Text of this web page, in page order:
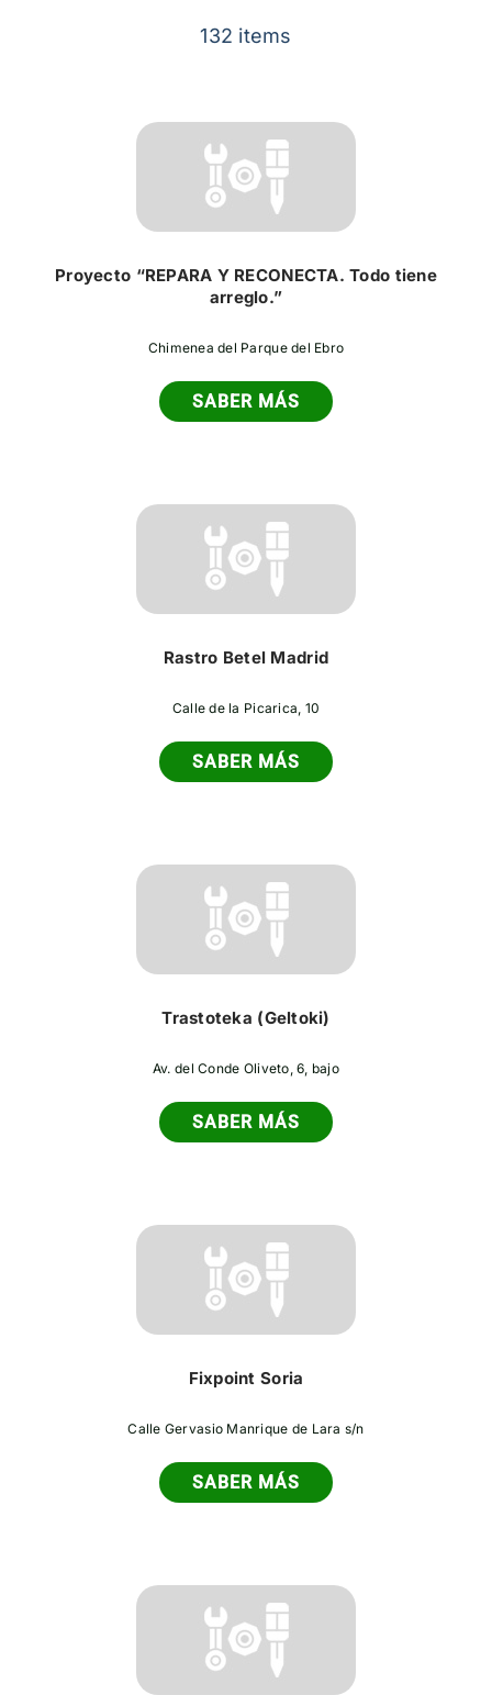
132 items
Proyecto “REPARA Y RECONECTA. Todo tiene
arreglo.”
Chimenea del Parque del Ebro
SABER MÁS
Rastro Betel Madrid
Calle de la Picarica, 10
SABER MÁS
Trastoteka (Geltoki)
Av. del Conde Oliveto, 6, bajo
SABER MÁS
Fixpoint Soria
Calle Gervasio Manrique de Lara s/n
SABER MÁS